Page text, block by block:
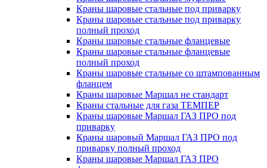
Краны шаровые стальные под приварку
Краны шаровые стальные под приварку
полный проход
Краны шаровые стальные фланцевые
Краны шаровые стальные фланцевые
полный проход
Краны шаровые стальные со штампованным
фланцем
Краны шаровые Маршал не стандарт
Краны стальные для газа ТЕМПЕР
Краны шаровые Маршал ГАЗ ПРО под
приварку
Краны шаровый Маршал ГАЗ ПРО под
приварку полный проход
Краны шаровые Маршал ГАЗ ПРО